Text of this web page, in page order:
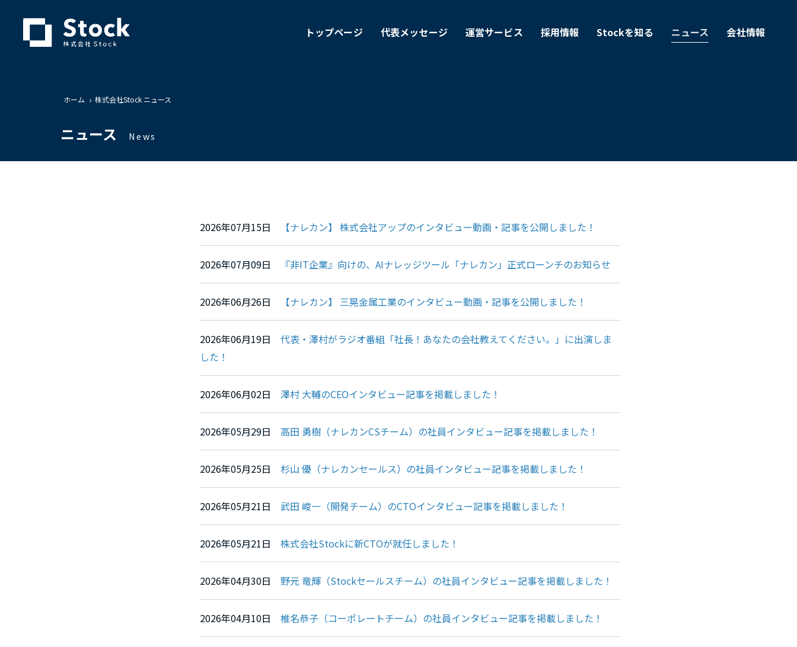
トップページ 代表メッセージ 運営サービス 採用情報 Stockを知る ニュース 会社情報
ホーム 株式会社Stock ニュース
ニュース News
2026年07月15日 【ナレカン】 株式会社アップのインタビュー動画・記事を公開しました！
2026年07月09日 『非IT企業』向けの、AIナレッジツール「ナレカン」正式ローンチのお知らせ
2026年06月26日 【ナレカン】 三晃金属工業のインタビュー動画・記事を公開しました！
2026年06月19日 代表・澤村がラジオ番組「社長！あなたの会社教えてください。」に出演しま
した！
2026年06月02日 澤村 大輔のCEOインタビュー記事を掲載しました！
2026年05月29日 高田 勇樹（ナレカンCSチーム）の社員インタビュー記事を掲載しました！
2026年05月25日 杉山 優（ナレカンセールス）の社員インタビュー記事を掲載しました！
2026年05月21日 武田 峻一（開発チーム）のCTOインタビュー記事を掲載しました！
2026年05月21日 株式会社Stockに新CTOが就任しました！
2026年04月30日 野元 竜輝（Stockセールスチーム）の社員インタビュー記事を掲載しました！
2026年04月10日 椎名恭子（コーポレートチーム）の社員インタビュー記事を掲載しました！